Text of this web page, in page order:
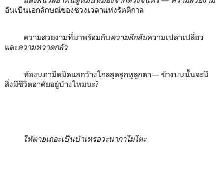
อันเป็นเอกลักษณ์ของช่วงเวลาแห่งรัตติกาล
ความสวยงามที่มาพร้อมกับความลึกลับความเปล่าเปลี่ยว
และความหวาดกลัว
ท้องนภามืดมิดแลกว้างไกลสุดลูกหูลูกตา— ข้างบนนั้นจะมี
สิ่งมีชีวิตอาศัยอยู่บ้างไหมนะ?
ให้ตายเถอะเป็นบ้าเหรอวะนากาโมโตะ